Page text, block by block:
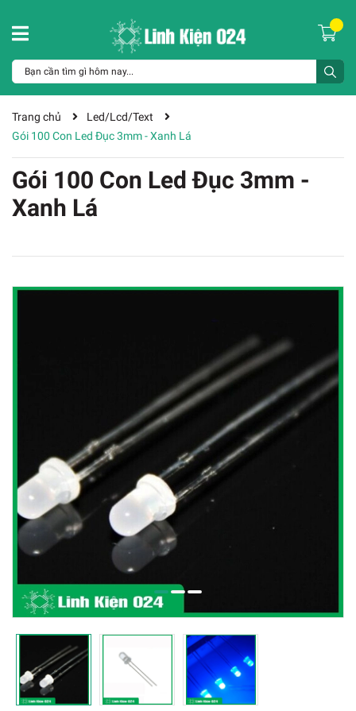
Trang chủ
Led/Lcd/Text
Gói 100 Con Led Đục 3mm - Xanh Lá
Gói 100 Con Led Đục 3mm -
Xanh Lá